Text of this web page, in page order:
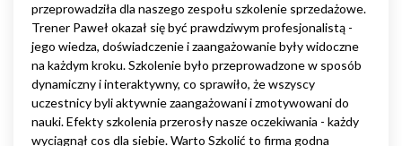
przeprowadziła dla naszego zespołu szkolenie sprzedażowe.
Trener Paweł okazał się być prawdziwym profesjonalistą -
jego wiedza, doświadczenie i zaangażowanie były widoczne
na każdym kroku. Szkolenie było przeprowadzone w sposób
dynamiczny i interaktywny, co sprawiło, że wszyscy
uczestnicy byli aktywnie zaangażowani i zmotywowani do
nauki. Efekty szkolenia przerosły nasze oczekiwania - każdy
wyciągnął cos dla siebie. Warto Szkolić to firma godna